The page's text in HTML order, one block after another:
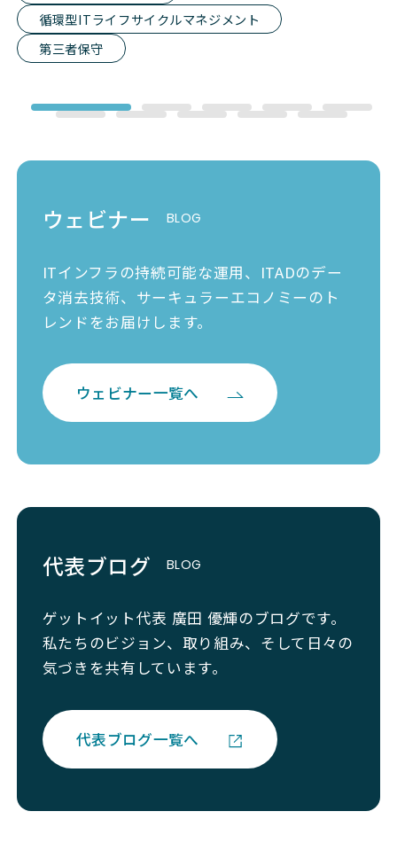
循環型ITライフサイクルマネジメント
第三者保守
ウェビナー
ITインフラの持続可能な運用、ITADのデー
タ消去技術、 サーキュラーエコノミーのト
レンドをお届けします。
ウェビナー一覧へ
代表ブログ
ゲットイット代表 廣田 優輝のブログです。
私たちのビジョン、取り組み、そして日々の
気づきを共有しています。
代表ブログ一覧へ